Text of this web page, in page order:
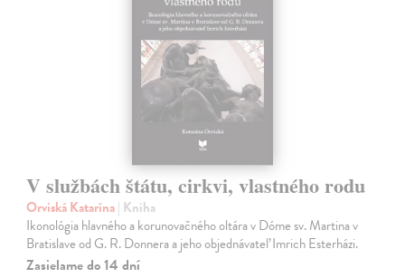
V službách štátu, cirkvi, vlastného rodu
Orviská Katarína| Kniha
Ikonológia hlavného a korunovačného oltára v Dóme sv. Martina v
Bratislave od G. R. Donnera a jeho objednávateľ Imrich Esterházi.
Zasielame do 14 dní